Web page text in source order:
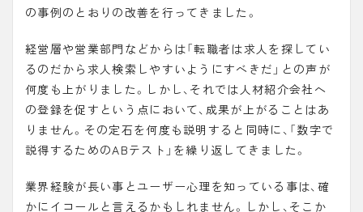
の事例のとおりの改善を行ってきました。
経営層や営業部門などからは「転職者は求人を探してい
るのだから求人検索しやすいようにすべきだ」との声が
何度も上がりました。しかし、それでは人材紹介会社へ
の登録を促すという点において、成果が上がることはあ
りません。その定石を何度も説明すると同時に、「数字で
説得するためのABテスト 」を繰り返してきました。
業界経験が長い事とユーザー心理を知っている事は、確
かにイコールと言えるかもしれません。しかし、そこか